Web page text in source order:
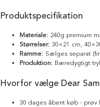
Produktspecifikation
Materiale: 240g premium
Størrelser: 30×21 cm,
Ramme: Sælges separat
Produktion: Bæredygtigt
Hvorfor vælge Dear
30 dages åbent køb - prøv